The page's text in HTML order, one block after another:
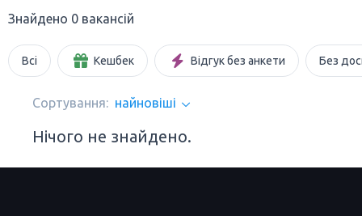
Знайдено 0 вакансій
Всі Кешбек Відгук без анкети Без
Сортування: найновіші
Нічого не знайдено.